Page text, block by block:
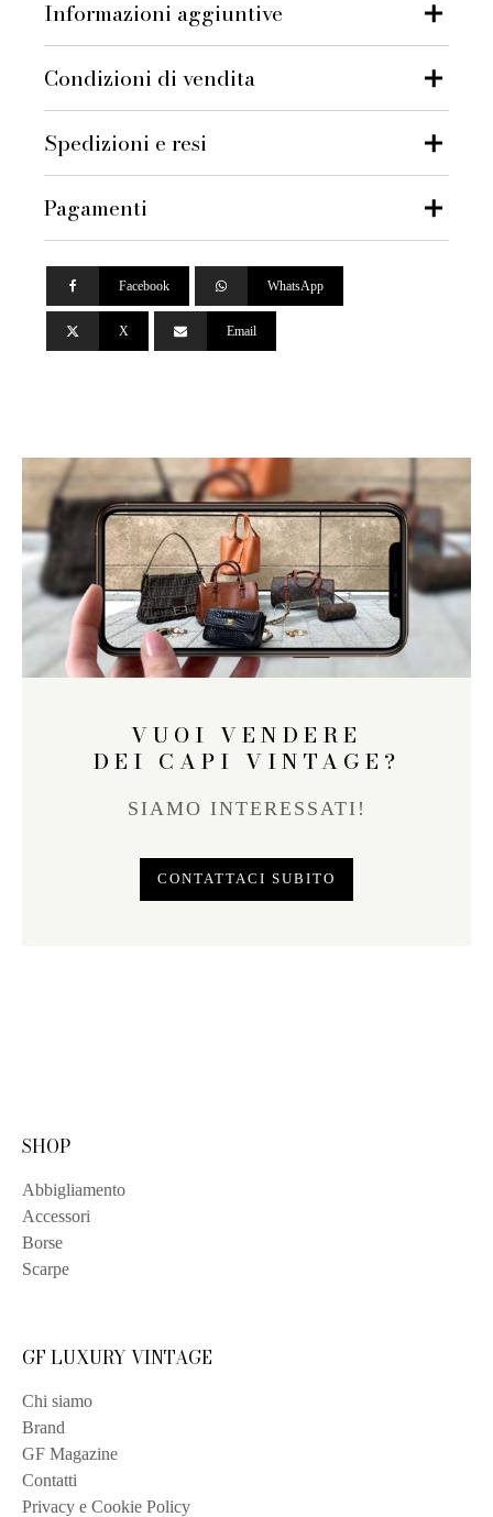
Informazioni aggiuntive
Condizioni di vendita
Spedizioni e resi
Pagamenti
X
Facebook
Email
WhatsApp
VUOI VENDERE
DEI CAPI VINTAGE?
SIAMO INTERESSATI!
CONTATTACI SUBITO
SHOP
Abbigliamento
Accessori
Borse
Scarpe
GF LUXURY VINTAGE
Chi siamo
Brand
GF Magazine
Contatti
Privacy e Cookie Policy